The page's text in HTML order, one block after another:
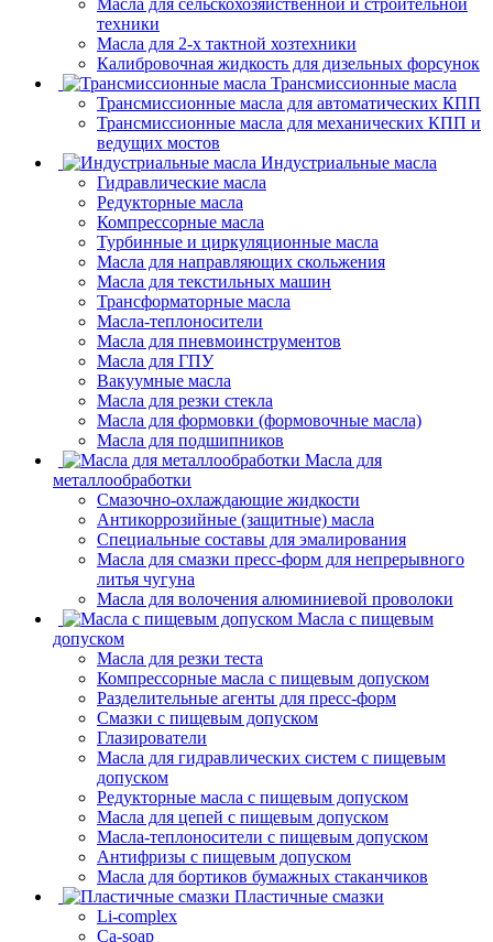
Масла для сельскохозяйственной и строительной
техники
Масла для 2-х тактной хозтехники
Калибровочная жидкость для дизельных форсунок
Трансмиссионные масла
Трансмиссионные масла для автоматических КПП
Трансмиссионные масла для механических КПП и
ведущих мостов
Индустриальные масла
Гидравлические масла
Редукторные масла
Компрессорные масла
Турбинные и циркуляционные масла
Масла для направляющих скольжения
Масла для текстильных машин
Трансформаторные масла
Масла-теплоносители
Масла для пневмоинструментов
Масла для ГПУ
Вакуумные масла
Масла для резки стекла
Масла для формовки (формовочные масла)
Масла для подшипников
Масла для
металлообработки
Смазочно-охлаждающие жидкости
Антикоррозийные (защитные) масла
Специальные составы для эмалирования
Масла для смазки пресс-форм для непрерывного
литья чугуна
Масла для волочения алюминиевой проволоки
Масла с пищевым
допуском
Масла для резки теста
Компрессорные масла с пищевым допуском
Разделительные агенты для пресс-форм
Смазки с пищевым допуском
Глазирователи
Масла для гидравлических систем с пищевым
допуском
Редукторные масла с пищевым допуском
Масла для цепей с пищевым допуском
Масла-теплоносители с пищевым допуском
Антифризы с пищевым допуском
Масла для бортиков бумажных стаканчиков
Пластичные смазки
Li-complex
Ca-soap